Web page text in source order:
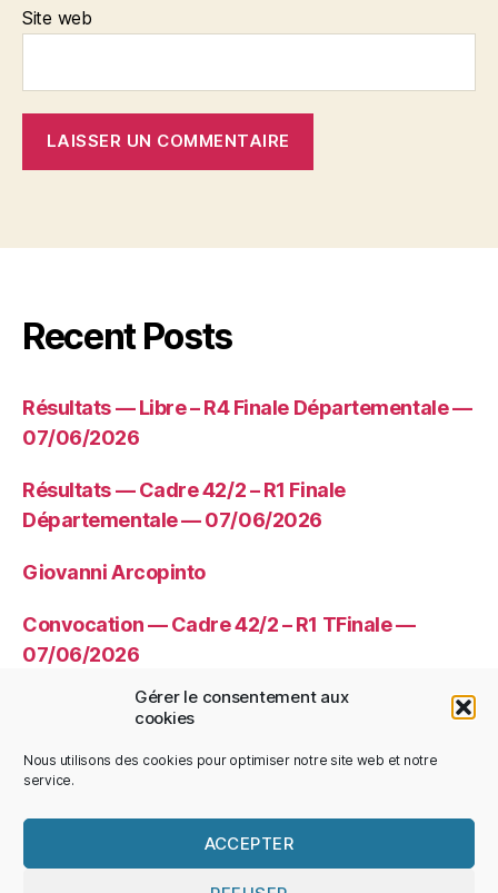
Gérer le consentement aux
cookies
Nous utilisons des cookies pour optimiser notre site web et notre
service.
ACCEPTER
Site web
Recent Posts
Résultats — Libre – R4 Finale Départementale —
07/06/2026
Résultats — Cadre 42/2 – R1 Finale
Départementale — 07/06/2026
Giovanni Arcopinto
Convocation — Cadre 42/2 – R1 TFinale —
07/06/2026
Convocation — Libre – R4 TFinale —
© 2026CDBHS Haut↑